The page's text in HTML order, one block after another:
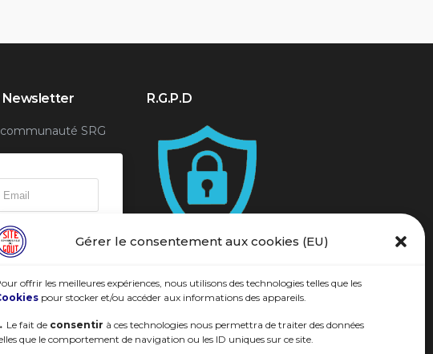
Gérer le consentement aux cookies (EU)
offrir les meilleures expériences, nous utilisons des technologies telles que les
pour stocker et/ou accéder aux informations des appareils.
Le fait de consentir à ces technologies nous permettra de traiter des données
que le comportement de navigation ou les ID uniques sur ce site.
Newsletter
SRG
R.G.P.D